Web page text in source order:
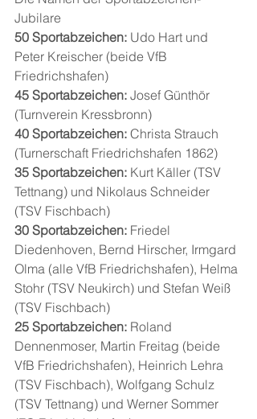
Jubilare
50 Sportabzeichen: Udo Hart und
Peter Kreischer (beide VfB
Friedrichshafen)
45 Sportabzeichen: Josef Günthör
(Turnverein Kressbronn)
40 Sportabzeichen: Christa Strauch
(Turnerschaft Friedrichshafen 1862)
35 Sportabzeichen: Kurt Käller (TSV
Tettnang) und Nikolaus Schneider
(TSV Fischbach)
30 Sportabzeichen: Friedel
Diedenhoven, Bernd Hirscher, Irmgard
Olma (alle VfB Friedrichshafen), Helma
Stohr (TSV Neukirch) und Stefan Weiß
(TSV Fischbach)
25 Sportabzeichen: Roland
Dennenmoser, Martin Freitag (beide
VfB Friedrichshafen), Heinrich Lehra
(TSV Fischbach), Wolfgang Schulz
(TSV Tettnang) und Werner Sommer